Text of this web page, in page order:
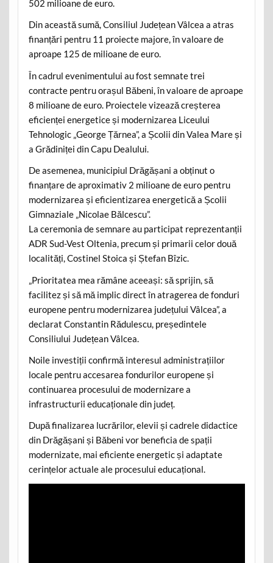
502 milioane de euro.
Din această sumă, Consiliul Județean Vâlcea a atras
finanțări pentru 11 proiecte majore, în valoare de
aproape 125 de milioane de euro.
În cadrul evenimentului au fost semnate trei
contracte pentru orașul Băbeni, în valoare de aproape
8 milioane de euro. Proiectele vizează creșterea
eficienței energetice și modernizarea Liceului
Tehnologic „George Țărnea”, a Școlii din Valea Mare și
a Grădiniței din Capu Dealului.
De asemenea, municipiul Drăgășani a obținut o
finanțare de aproximativ 2 milioane de euro pentru
modernizarea și eficientizarea energetică a Școlii
Gimnaziale „Nicolae Bălcescu”.
La ceremonia de semnare au participat reprezentanții
ADR Sud-Vest Oltenia, precum și primarii celor două
localități, Costinel Stoica și Ștefan Bîzic.
„Prioritatea mea rămâne aceeași: să sprijin, să
facilitez și să mă implic direct în atragerea de fonduri
europene pentru modernizarea județului Vâlcea”, a
declarat Constantin Rădulescu, președintele
Consiliului Județean Vâlcea.
Noile investiții confirmă interesul administrațiilor
locale pentru accesarea fondurilor europene și
continuarea procesului de modernizare a
infrastructurii educaționale din județ.
După finalizarea lucrărilor, elevii și cadrele didactice
din Drăgășani și Băbeni vor beneficia de spații
modernizate, mai eficiente energetic și adaptate
cerințelor actuale ale procesului educațional.